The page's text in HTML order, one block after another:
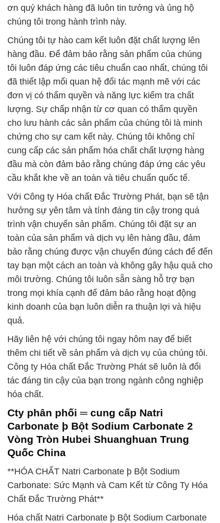
ơn quý khách hàng đã luôn tin tưởng và ủng hộ
chúng tôi trong hành trình này.
Chúng tôi tự hào cam kết luôn đặt chất lượng lên
hàng đầu. Để đảm bảo rằng sản phẩm của chúng
tôi luôn đáp ứng các tiêu chuẩn cao nhất, chúng tôi
đã thiết lập mối quan hệ đối tác mạnh mẽ với các
đơn vị có thẩm quyền và năng lực kiểm tra chất
lượng. Sự chấp nhận từ cơ quan có thẩm quyền
cho lưu hành các sản phẩm của chúng tôi là minh
chứng cho sự cam kết này. Chúng tôi không chỉ
cung cấp các sản phẩm hóa chất chất lượng hàng
đầu mà còn đảm bảo rằng chúng đáp ứng các yêu
cầu khắt khe về an toàn và tiêu chuẩn quốc tế.
Với Công ty Hóa chất Đắc Trường Phát, bạn sẽ tận
hưởng sự yên tâm và tính đáng tin cậy trong quá
trình vận chuyển sản phẩm. Chúng tôi đặt sự an
toàn của sản phẩm và dịch vụ lên hàng đầu, đảm
bảo rằng chúng được vận chuyển đúng cách để đến
tay bạn một cách an toàn và không gây hậu quả cho
môi trường. Chúng tôi luôn sẵn sàng hỗ trợ bạn
trong mọi khía cạnh để đảm bảo rằng hoạt động
kinh doanh của bạn luôn diễn ra thuận lợi và hiệu
quả.
Hãy liên hệ với chúng tôi ngay hôm nay để biết
thêm chi tiết về sản phẩm và dịch vụ của chúng tôi.
Công ty Hóa chất Đắc Trường Phát sẽ luôn là đối
tác đáng tin cậy của bạn trong ngành công nghiệp
hóa chất.
Cty phân phối ═ cung cấp Natri
Carbonate þ Bột Sodium Carbonate 2
Vòng Tròn Hubei Shuanghuan Trung
Quốc China
**HÓA CHẤT Natri Carbonate þ Bột Sodium
Carbonate: Sức Mạnh và Cam Kết từ Công Ty Hóa
Chất Đắc Trường Phát**
Hóa chất Natri Carbonate þ Bột Sodium Carbonate